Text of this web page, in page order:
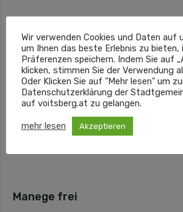
Manege frei
Wir verwenden Cookies und Daten auf
um Ihnen das beste Erlebnis zu bieten,
Präferenzen speichern. Indem Sie auf
klicken, stimmen Sie der Verwendung
Oder Klicken Sie auf "Mehr lesen" um
Datenschutzerklärung der
auf voitsberg.at zu gelangen.
mehr lesen Akzeptieren